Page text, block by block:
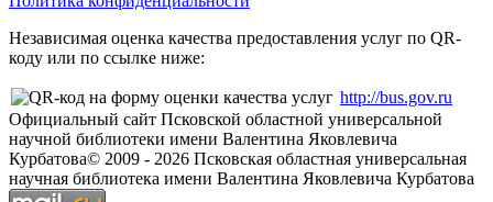
Независимая оценка качества предоставления услуг по QR-
коду или по ссылке ниже:
http://bus.gov.ru
Официальный сайт Псковской областной универсальной
научной библиотеки имени Валентина Яковлевича
Курбатова© 2009 - 2026 Псковская областная универсальная
научная библиотека имени Валентина Яковлевича Курбатова